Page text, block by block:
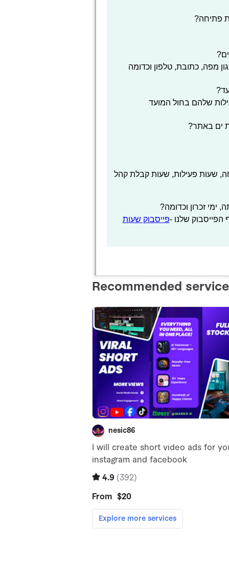
פתיחה?
מפה, כתובת, טלפון וכדומה
שלהם בחול המועד
ים באתר?
שעות פעילות, שעות קבלת קהל
ימי זכרון וכדומה?
שלנו -פייסבוק שעות